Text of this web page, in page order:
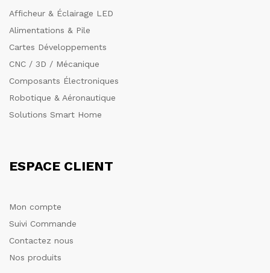
Afficheur & Éclairage LED
Alimentations & Pile
Cartes Développements
CNC / 3D / Mécanique
Composants Électroniques
Robotique & Aéronautique
Solutions Smart Home
ESPACE CLIENT
Mon compte
Suivi Commande
Contactez nous
Nos produits